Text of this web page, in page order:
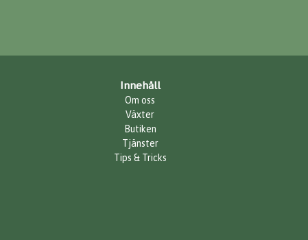
Innehåll
Om oss
Växter
Butiken
Tjänster
Tips & Tricks